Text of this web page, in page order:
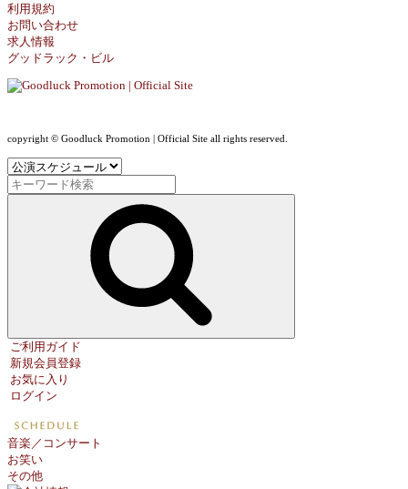
利用規約
お問い合わせ
求人情報
グッドラック・ビル
copyright © Goodluck Promotion | Official Site all rights reserved.
ご利用ガイド
新規会員登録
お気に入り
ログイン
音楽／コンサート
お笑い
その他